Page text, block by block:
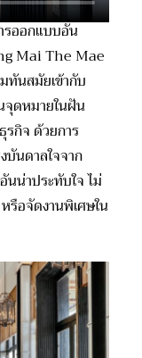
ออกแบบอัน
Mai The Mae
ทันสมัยเข้ากับ
จุดหมายในฝัน
รกิจ ด้วยการ
นดาลใจจาก
น่าประทับใจ ไม่
รือจัดงานพิเศษใน